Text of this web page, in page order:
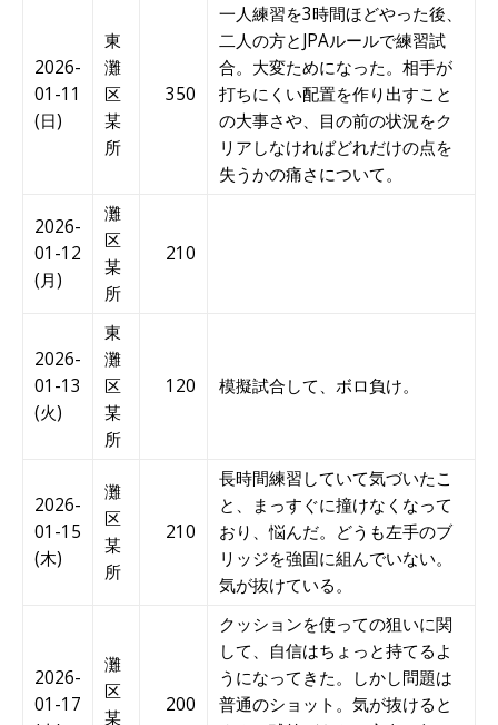
2026-
01-11
(日)
東
灘
区
某
所
350
一人練習を3時間ほどやった後、
二人の方とJPAルールで練習試
合。大変ためになった。相手が
打ちにくい配置を作り出すこと
の大事さや、目の前の状況をク
リアしなければどれだけの点を
失うかの痛さについて。
2026-
01-12
(月)
灘
区
某
所
210
2026-
01-13
(火)
東
灘
区
某
所
120 模擬試合して、ボロ負け。
2026-
01-15
(木)
灘
区
某
所
210
長時間練習していて気づいたこ
と、まっすぐに撞けなくなって
おり、悩んだ。どうも左手のブ
リッジを強固に組んでいない。
気が抜けている。
2026-
01-17
灘
区
某
200
クッションを使っての狙いに関
して、自信はちょっと持てるよ
うになってきた。しかし問題は
普通のショット。気が抜けると